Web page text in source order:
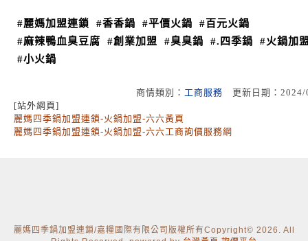
#麗媽加盟連鎖 #香香鍋 #平價火鍋
#百元火鍋
#麻辣鴨血臭豆腐
#創業加盟 #臭臭鍋 #.四季鍋
#火鍋加
#小火鍋
商情類別： 工商服務 更新日期：
[站外網頁]
麗媽四季鍋加盟連鎖-火鍋加盟-六六黃頁
麗媽四季鍋加盟連鎖-火鍋加盟-六六工商詢價服務網
麗媽四季鍋加盟連鎖/嘉糧國際有限公司版權所有Copyright© 2026. All